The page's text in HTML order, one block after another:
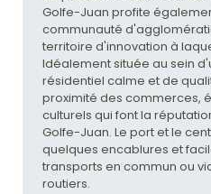
Golfe-Juan profite
communauté
territoire d'innovation à
Idéalement située au sein
résidentiel calme et de
proximité des commerces,
culturels qui font la
Golfe-Juan. Le port et le
quelques encablures et
transports en commun ou
routiers.